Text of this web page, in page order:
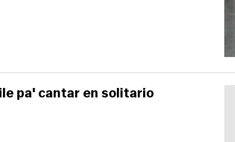
pa' cantar en solitario